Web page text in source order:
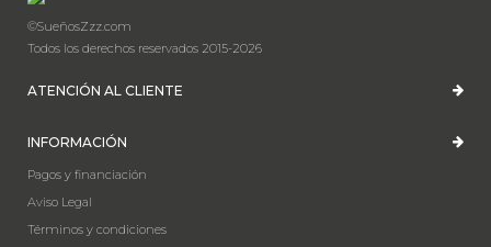
©SueñosZzz.com
Todos los derechos reservados 2015-2026
ATENCIÓN AL CLIENTE
INFORMACIÓN
Pagos y financiación
Aviso Legal
Términos y condiciones